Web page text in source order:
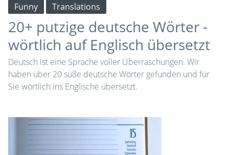
Funny Translations
20+ putzige deutsche Wörter -
wörtlich auf Englisch übersetzt
Deutsch ist eine Sprache voller Überraschungen. Wir
haben über 20 süße deutsche Wörter gefunden und für
Sie wörtlich ins Englische übersetzt.